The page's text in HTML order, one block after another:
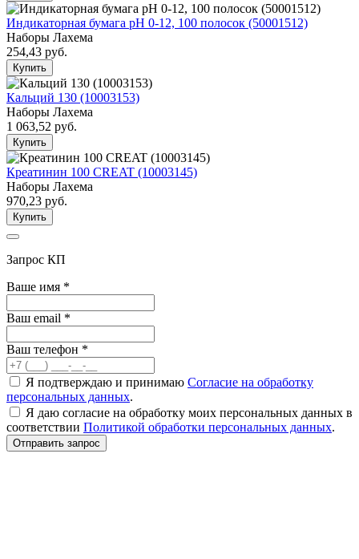
Индикаторная бумага рН 0-12, 100 полосок (50001512)
Наборы Лахема
254,43 руб.
Купить
Кальций 130 (10003153)
Наборы Лахема
1 063,52 руб.
Купить
Креатинин 100 CREAT (10003145)
Наборы Лахема
970,23 руб.
Купить
Запрос КП
Ваше имя *
Ваш email *
Ваш телефон *
Я подтверждаю и принимаю Согласие на обработку
персональных данных.
Я даю согласие на обработку моих персональных данных в
соответствии Политикой обработки персональных данных.
Отправить запрос